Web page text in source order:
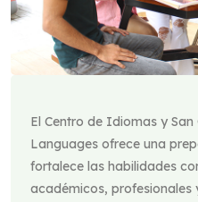
El Centro de Idiomas y
Languages ofrece una
fortalece las habilidades
académicos, profesionales